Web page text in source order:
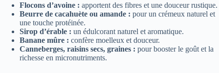
Flocons d’avoine : apportent des fibres et une douceur rustique.
Beurre de cacahuète ou amande : pour un crémeux naturel et
une touche protéinée.
Sirop d’érable : un édulcorant naturel et aromatique.
Banane mûre : confère moelleux et douceur.
Canneberges, raisins secs, graines : pour booster le goût et la
richesse en micronutriments.